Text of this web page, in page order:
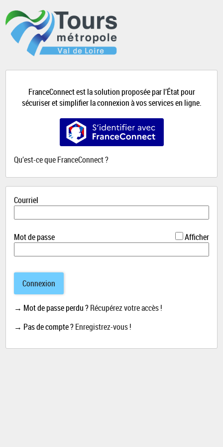
FranceConnect est la solution proposée par l’État pour
sécuriser et simplifier la connexion à vos services en ligne.
S’identifier avec FranceConnect
Qu’est-ce que FranceConnect ?
Courriel
Mot de passe Afficher
Connexion
→ Mot de passe perdu ?Récupérez votre accès !
→ Pas de compte ?Enregistrez-vous !